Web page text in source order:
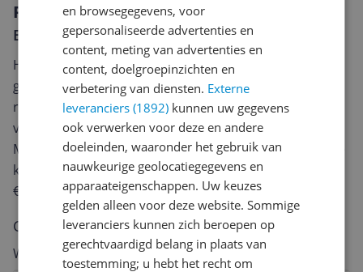
Reviews
Er zijn nog geen reviews geschreven
Heb jij dit product in bezit en wil je graag je mening
geven? Start dan hieronder met het schrijven van je
review. Afhankelijk van de details duurt het schrijven
van een review gemiddeld tussen de 3 en 10 minuten.
Met jouw mening help je andere bezoekers een betere
keuze te maken én maak je iedere maand kans op
€250,-!
Klik hier voor de actievoorwaarden.
Cijfer
Welk cijfer geef jij dit product?
en browsegegevens, voor
gepersonaliseerde advertenties en
content, meting van advertenties en
content, doelgroepinzichten en
verbetering van diensten. Externe
leveranciers (1892) kunnen uw gegevens
ook verwerken voor deze en andere
doeleinden, waaronder het gebruik van
nauwkeurige geolocatiegegevens en
apparaateigenschappen. Uw keuzes
gelden alleen voor deze website. Sommige
leveranciers kunnen zich beroepen op
gerechtvaardigd belang in plaats van
toestemming; u hebt het recht om